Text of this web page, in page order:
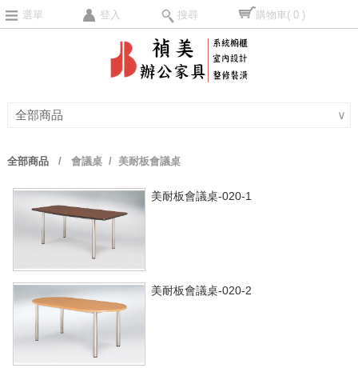
選單 登入 搜尋 購物車( 0 )
全部商品 ∨
全部商品/ 會議桌/ 美耐板會議桌
美耐板會議桌-020-1
美耐板會議桌-020-2